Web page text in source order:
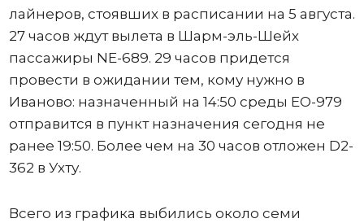
лайнеров, стоявших в расписании на 5 августа.
27 часов ждут вылета в Шарм-эль-Шейх
пассажиры NE-689. 29 часов придется
провести в ожидании тем, кому нужно в
Иваново: назначенный на 14:50 среды ЕО-979
отправится в пункт назначения сегодня не
ранее 19:50. Более чем на 30 часов отложен D2-
362 в Ухту.
Всего из графика выбились около семи